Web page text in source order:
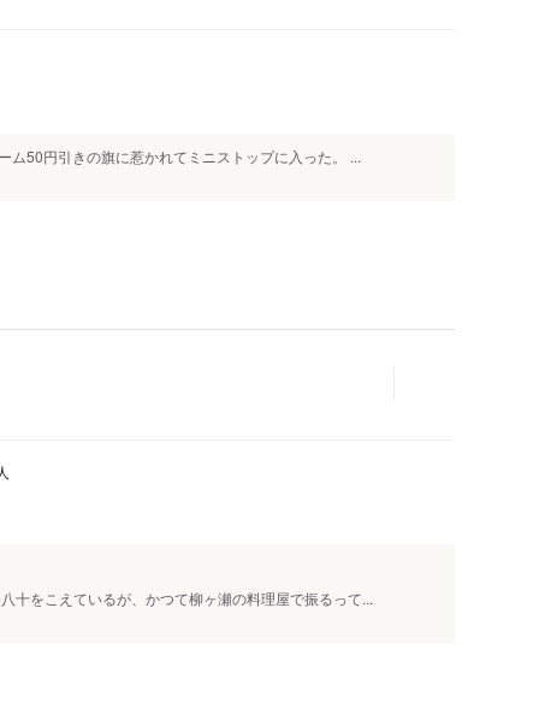
ム50円引きの旗に惹かれてミニストップに入った。 ...
十をこえているが、かつて柳ヶ瀬の料理屋で振るって...